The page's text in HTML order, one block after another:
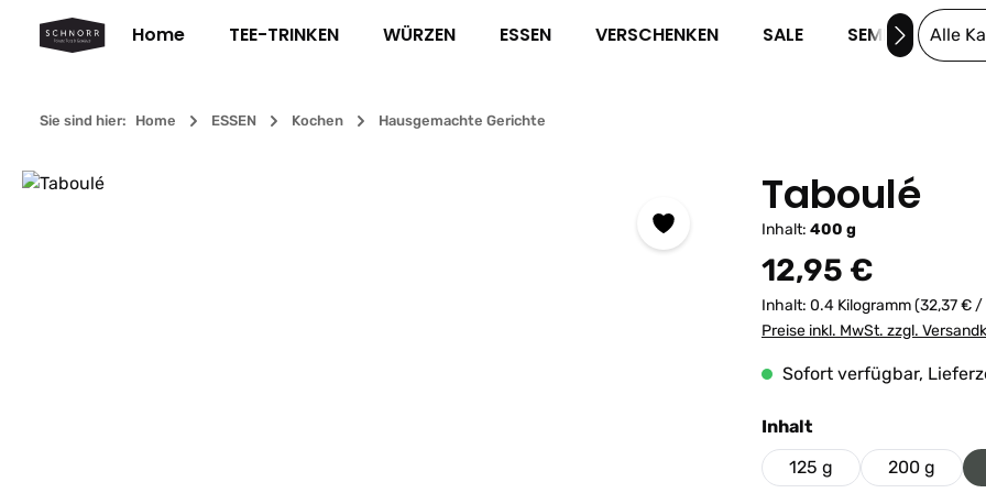
Hauptinhalt springen
Zur Suche springen
Zur Hauptnavigation springen
Home TEE-TRINKEN WÜRZEN ESSEN VERSCHENKEN SALE SEMINAREAlle
Sie sind hier: Home ESSEN Kochen Hausgemachte Gerichte
Bildergalerie überspringen Taboulé
Inhalt: 400 g
Regulärer Preis:
12,95 €
Inhalt: 0.4 Kilogramm(32,37 € /
Preise inkl. MwSt. zzgl.
Sofort verfügbar,
Inhaltauswählen
125 g
200 g